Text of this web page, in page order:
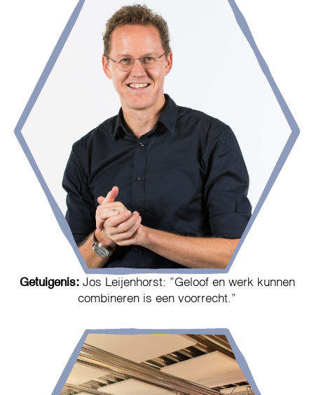
Getuigenis: Jos Leijenhorst: ”Geloof en werk kunnen
combineren is een voorrecht.”